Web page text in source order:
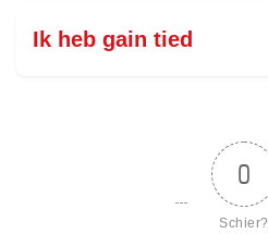
Ik heb gain tied
0
Schier?